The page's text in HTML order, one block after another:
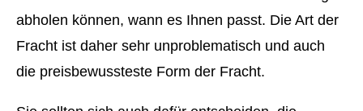
abholen können, wann es Ihnen passt. Die Art der
Fracht ist daher sehr unproblematisch und auch
die preisbewussteste Form der Fracht.